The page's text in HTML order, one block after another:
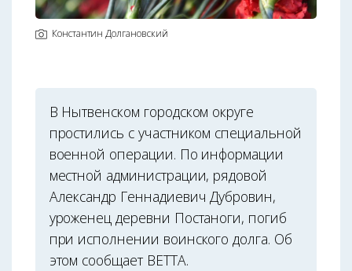
Константин Долгановский
В Нытвенском городском округе
простились с участником специальной
военной операции. По информации
местной администрации, рядовой
Александр Геннадиевич Дубровин,
уроженец деревни Постаноги, погиб
при исполнении воинского долга. Об
этом сообщает ВЕТТА.